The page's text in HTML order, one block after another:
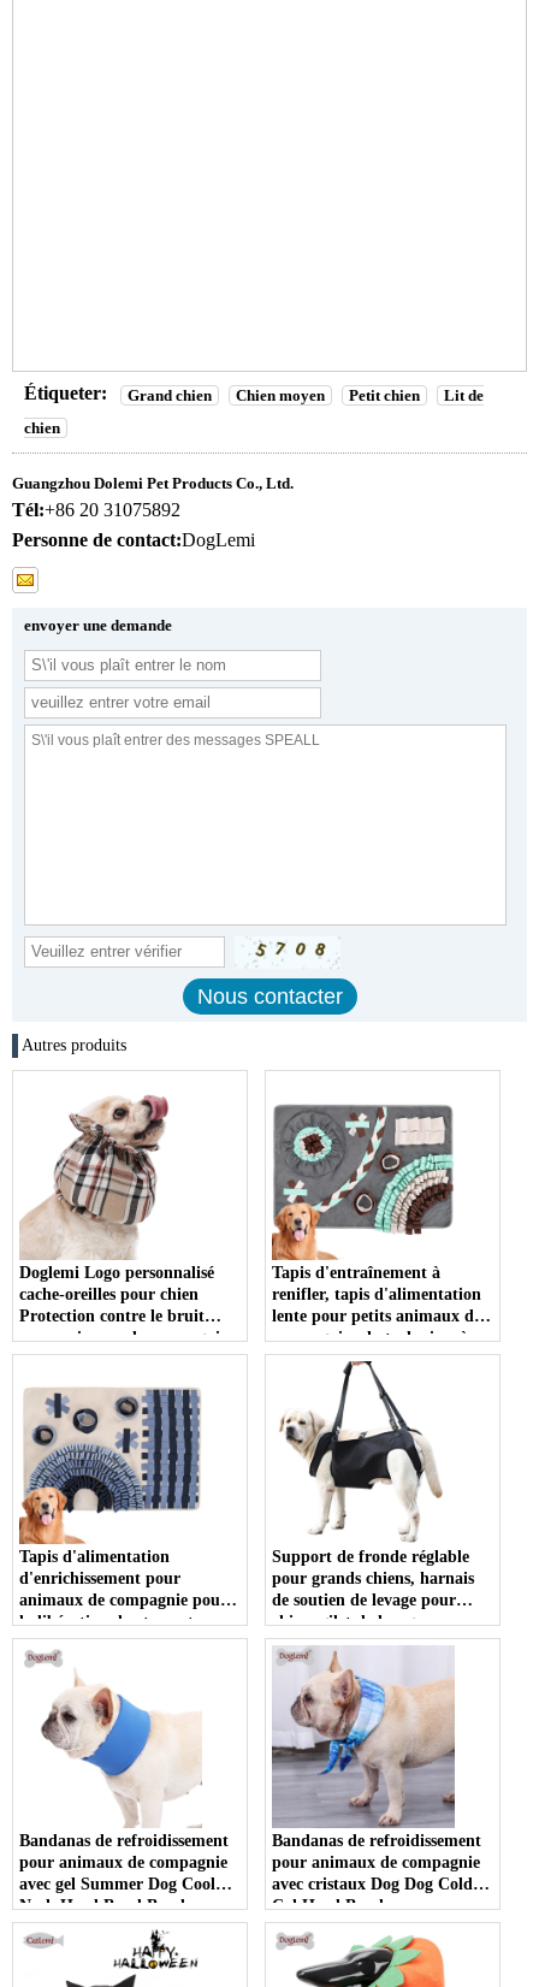
Étiqueter: Grand chien Chien moyen Petit chien
Lit de
chien
Guangzhou Dolemi Pet Products Co., Ltd.
Tél:+86 20 31075892
Personne de contact:DogLemi
envoyer une demande
Autres produits
Doglemi Logo personnalisé
cache-oreilles pour chien
Protection contre le bruit
pour animaux de compagnie
Style de luxe conception anti-
Polyester pour chiens
Tapis d'entraînement à
renifler, tapis d'alimentation
lente pour petits animaux de
compagnie, chats, lapins, à
croquer, Durable, friandises
pour chiens, tapis
d'entraînement alimentaire
Tapis d'alimentation
d'enrichissement pour
animaux de compagnie pour
la libération du stress et
l'alimentation lente, tapis de
reniflage indestructible pour
Support de fronde réglable
pour grands chiens, harnais
de soutien de levage pour
chien, gilet de levage avec
poignées, harnais de soutien
de hanche pour chien
Bandanas de refroidissement
pour animaux de compagnie
avec gel Summer Dog Cool
Neck Head Band Bandana
Bandanas de refroidissement
pour animaux de compagnie
avec cristaux Dog Dog Cold
Col Head Bandana